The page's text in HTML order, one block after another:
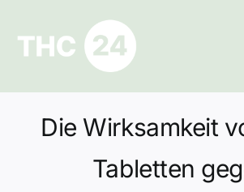
springen
Ratgeber
Die Wirksamkeit
Tabletten